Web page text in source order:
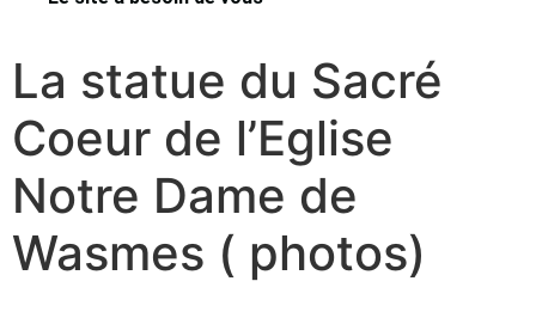
La statue du Sacré
Coeur de l’Eglise
Notre Dame de
Wasmes ( photos)